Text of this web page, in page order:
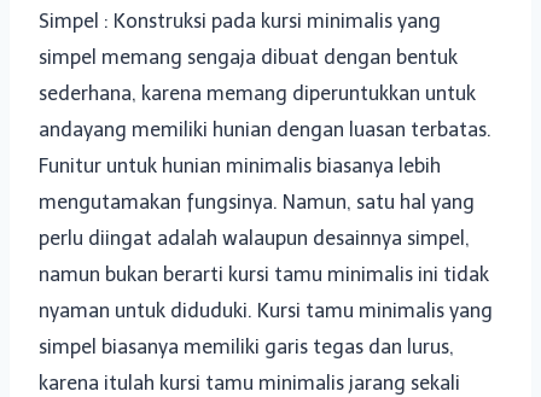
Simpel : Konstruksi pada kursi minimalis yang
simpel memang sengaja dibuat dengan bentuk
sederhana, karena memang diperuntukkan untuk
andayang memiliki hunian dengan luasan terbatas.
Funitur untuk hunian minimalis biasanya lebih
mengutamakan fungsinya. Namun, satu hal yang
perlu diingat adalah walaupun desainnya simpel,
namun bukan berarti kursi tamu minimalis ini tidak
nyaman untuk diduduki. Kursi tamu minimalis yang
simpel biasanya memiliki garis tegas dan lurus,
karena itulah kursi tamu minimalis jarang sekali